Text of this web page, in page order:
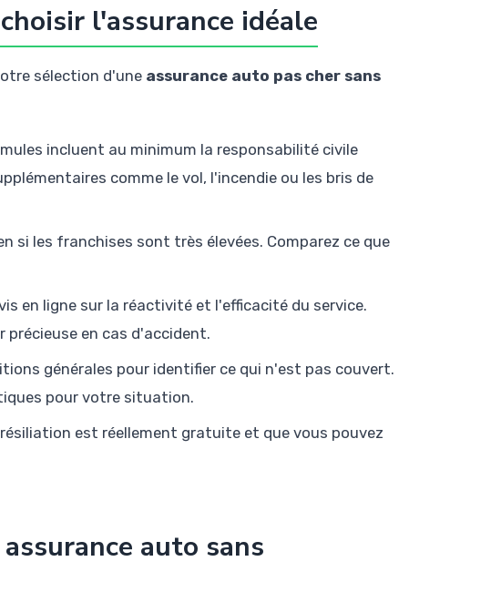
l'assurance idéale
sélection d'une assurance auto pas cher sans
incluent au minimum la responsabilité civile
comme le vol, l'incendie ou les bris de
si les franchises sont très élevées. Comparez ce que
en ligne sur la réactivité et l'efficacité du service.
en cas d'accident.
générales pour identifier ce qui n'est pas couvert.
pour votre situation.
est réellement gratuite et que vous pouvez
auto sans